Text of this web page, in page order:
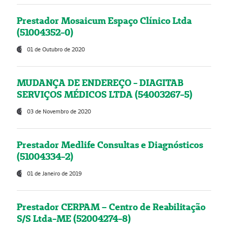
Prestador Mosaicum Espaço Clínico Ltda
(51004352-0)
01 de Outubro de 2020
MUDANÇA DE ENDEREÇO - DIAGITAB
SERVIÇOS MÉDICOS LTDA (54003267-5)
03 de Novembro de 2020
Prestador Medlife Consultas e Diagnósticos
(51004334-2)
01 de Janeiro de 2019
Prestador CERPAM – Centro de Reabilitação
S/S Ltda-ME (52004274-8)